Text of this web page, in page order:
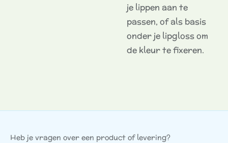
je lippen aan te
passen, of als basis
onder je lipgloss om
de kleur te fixeren.
Heb je vragen over een product of levering?